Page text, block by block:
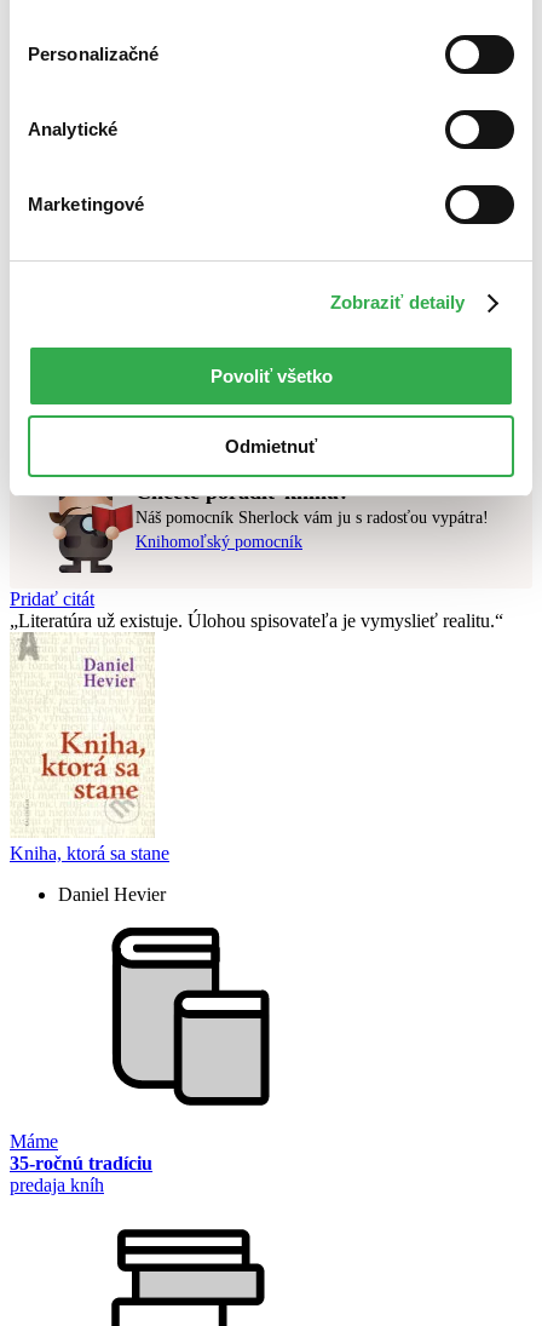
Personalizačné
Analytické
Marketingové
Zobraziť detaily
Povoliť všetko
Odmietnuť
Novinky
Najdrahšie
Najvyššia zľava
Zrušiť filtre
Vydavateľstvo Gallimard
vyhovujúci zadaným podmienkam.
Skúste prosím zmeniť vyhľadávaný výraz.
Chcete poradiť knihu?
Náš pomocník Sherlock vám ju s radosťou vypátra!
Knihomoľský pomocník
Pridať citát
Literatúra už existuje. Úlohou spisovateľa je vymyslieť realitu.
Kniha, ktorá sa stane
Daniel Hevier
Máme
35-ročnú tradíciu
predaja kníh